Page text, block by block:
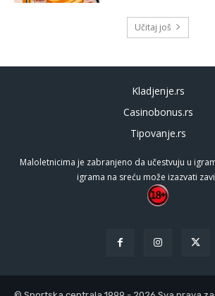
Učitaj još
Kladjenje.rs
Casinobonus.rs
Tipovanje.rs
Maloletnicima je zabranjeno da učestvuju u
igrama na sreću može izazvati